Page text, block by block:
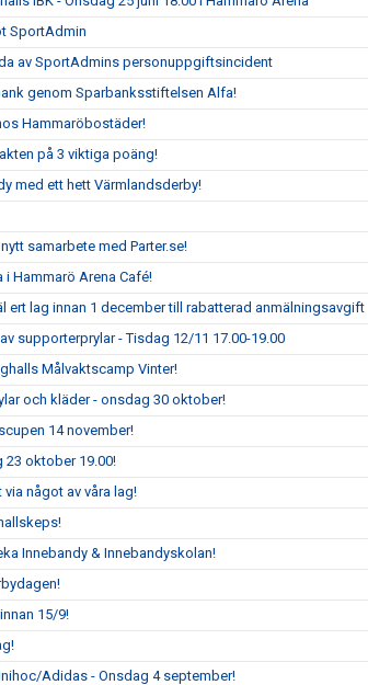
SportAdmin
av SportAdmins personuppgiftsincident
genom Sparbanksstiftelsen Alfa!
Hammaröbostäder!
på 3 viktiga poäng!
med ett hett Värmlandsderby!
samarbete med Parter.se!
Hammarö Arena Café!
ert lag innan 1 december till rabatterad anmälningsavgift
supporterprylar - Tisdag 12/11 17.00-19.00
Målvaktscamp Vinter!
och kläder - onsdag 30 oktober!
14 november!
23 oktober 19.00!
något av våra lag!
Innebandy & Innebandyskolan!
15/9!
Adidas - Onsdag 4 september!